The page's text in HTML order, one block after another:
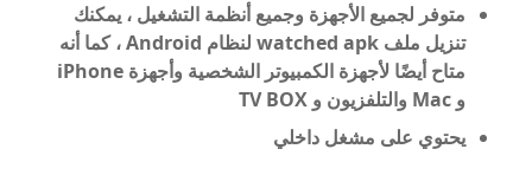
متوفر لجميع الأجهزة وجميع أنظمة التشغيل ، يمكنك
تنزيل ملف watched apk لنظام Android ، كما أنه
متاح أيضًا لأجهزة الكمبيوتر الشخصية وأجهزة iPhone
و Mac والتلفزيون و TV BOX
يحتوي على مشغل داخلي